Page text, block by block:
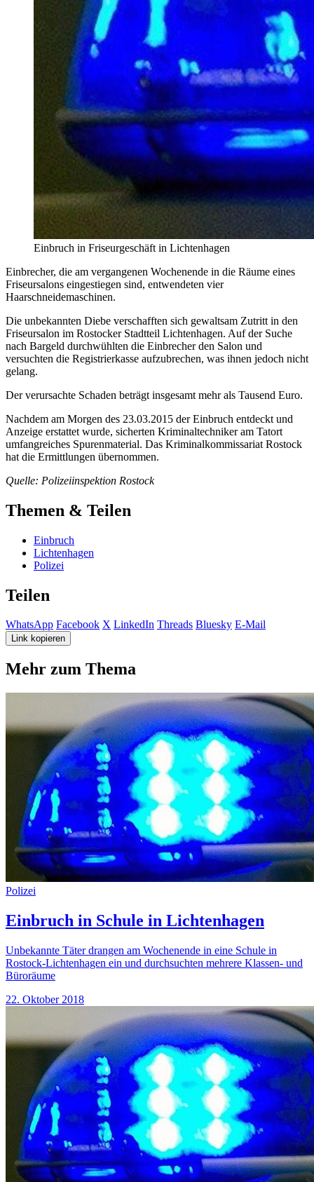
Einbruch in Friseurgeschäft in Lichtenhagen
Einbrecher, die am vergangenen Wochenende in die Räume eines
Friseursalons eingestiegen sind, entwendeten vier
Haarschneidemaschinen.
Die unbekannten Diebe verschafften sich gewaltsam Zutritt in den
Friseursalon im Rostocker Stadtteil Lichtenhagen. Auf der Suche
nach Bargeld durchwühlten die Einbrecher den Salon und
versuchten die Registrierkasse aufzubrechen, was ihnen jedoch nicht
gelang.
Der verursachte Schaden beträgt insgesamt mehr als Tausend Euro.
Nachdem am Morgen des 23.03.2015 der Einbruch entdeckt und
Anzeige erstattet wurde, sicherten Kriminaltechniker am Tatort
umfangreiches Spurenmaterial. Das Kriminalkommissariat Rostock
hat die Ermittlungen übernommen.
Quelle: Polizeiinspektion Rostock
Themen & Teilen
Einbruch
Lichtenhagen
Polizei
Teilen
WhatsApp Facebook X LinkedIn Threads Bluesky E-Mail
Link kopieren
Mehr zum Thema
Polizei
Einbruch in Schule in Lichtenhagen
Unbekannte Täter drangen am Wochenende in eine Schule in
Rostock-Lichtenhagen ein und durchsuchten mehrere Klassen- und
Büroräume
22. Oktober 2018